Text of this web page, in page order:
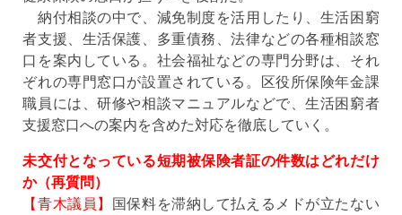
納付相談の中で、減免制度を活用したり、生活困窮
者支援、生活保護、多重債務、法律などの各種相談窓
口を案内している。社会福祉などの専門分野は、それ
ぞれの専門窓口が設置されている。区役所保険年金課
職員には、研修や相談マニュアルなどで、生活困窮者
支援窓口への案内を含めた対応を徹底していく。
未交付となっている短期被保険者証の件数はどれだけ
か（再質問）
【青木議員】
国保料を滞納して払えるメドが立たない